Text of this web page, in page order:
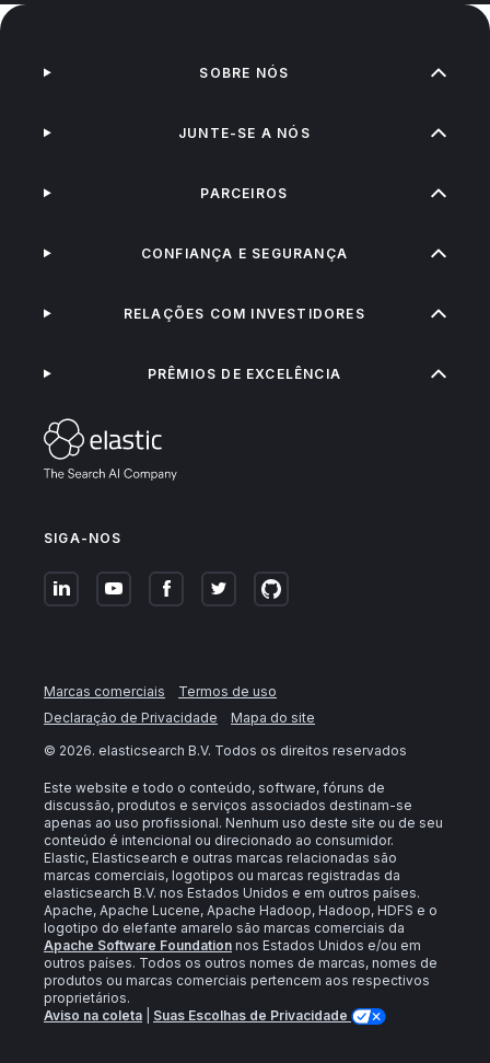
SIGA-NOS
SOBRE NÓS
JUNTE-SE A NÓS
PARCEIROS
CONFIANÇA E SEGURANÇA
RELAÇÕES COM INVESTIDORES
PRÊMIOS DE EXCELÊNCIA
Marcas comerciais
Termos de uso
Declaração de Privacidade
Mapa do site
© 2026. elasticsearch B.V. Todos os direitos reservados
Este website e todo o conteúdo, software, fóruns de
discussão, produtos e serviços associados destinam-se
apenas ao uso profissional. Nenhum uso deste site ou de seu
conteúdo é intencional ou direcionado ao consumidor.
Elastic, Elasticsearch e outras marcas relacionadas são
marcas comerciais, logotipos ou marcas registradas da
elasticsearch B.V. nos Estados Unidos e em outros países.
Apache, Apache Lucene, Apache Hadoop, Hadoop, HDFS e o
logotipo do elefante amarelo são marcas comerciais da
Apache Software Foundation nos Estados Unidos e/ou em
outros países. Todos os outros nomes de marcas, nomes de
produtos ou marcas comerciais pertencem aos respectivos
proprietários.
Aviso na coleta
Suas Escolhas de Privacidade